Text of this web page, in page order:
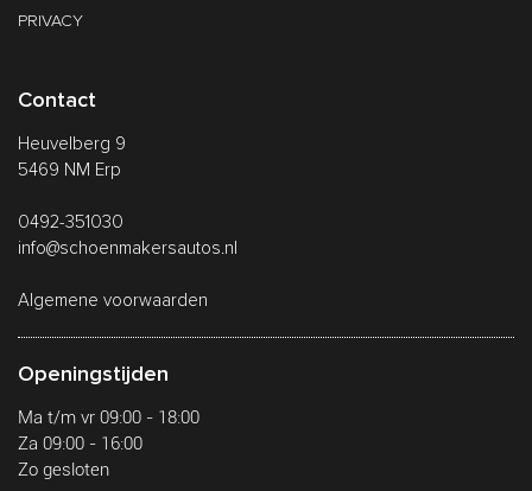
PRIVACY
Contact
Heuvelberg 9
5469 NM Erp
0492-351030
info@schoenmakersautos.nl
Algemene voorwaarden
Openingstijden
Ma t/m vr 09:00 - 18:00
Za 09:00 - 16:00
Zo gesloten